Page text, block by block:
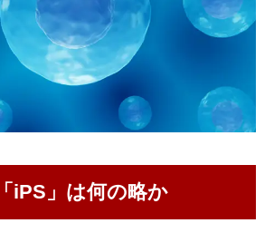
iPS」は何の略か